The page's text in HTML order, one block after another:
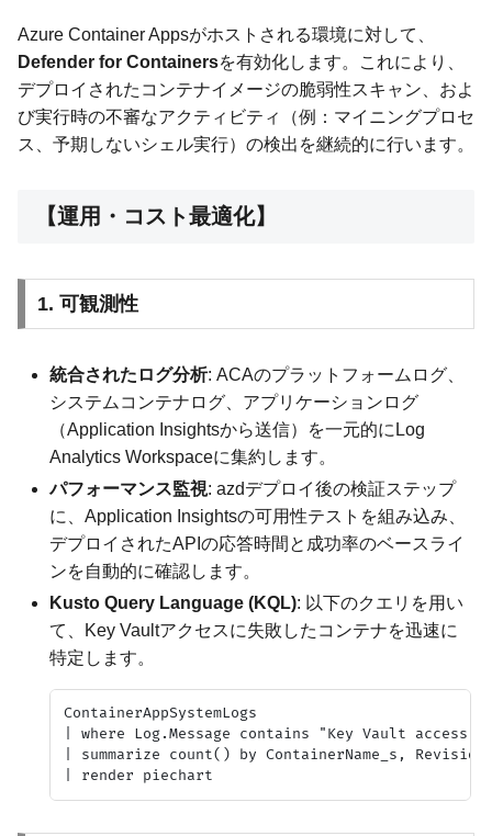
Azure Container Appsがホストされる環境に対して、
Defender for Containersを有効化します。これにより、
デプロイされたコンテナイメージの脆弱性スキャン、およ
び実行時の不審なアクティビティ（例：マイニングプロセ
ス、予期しないシェル実行）の検出を継続的に行います。
【運用・コスト最適化】
1. 可観測性
統合されたログ分析: ACAのプラットフォームログ、
システムコンテナログ、アプリケーションログ
（Application Insightsから送信）を一元的にLog
Analytics Workspaceに集約します。
パフォーマンス監視: azdデプロイ後の検証ステップ
に、Application Insightsの可用性テストを組み込み、
デプロイされたAPIの応答時間と成功率のベースライ
ンを自動的に確認します。
Kusto Query Language (KQL): 以下のクエリを用い
て、Key Vaultアクセスに失敗したコンテナを迅速に
特定します。
ContainerAppSystemLogs
| where Log.Message contains "Key Vault access
| summarize count() by ContainerName_s,